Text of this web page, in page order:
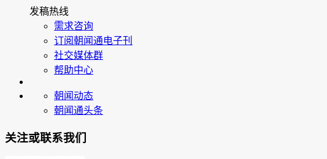
发稿热线
需求咨询
订阅朝闻通电子刊
社交媒体群
帮助中心
朝闻动态
朝闻通头条
关注或联系我们